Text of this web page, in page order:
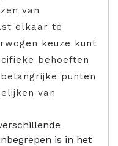
van
elkaar te
keuze kunt
behoeften
punten
van
is in het